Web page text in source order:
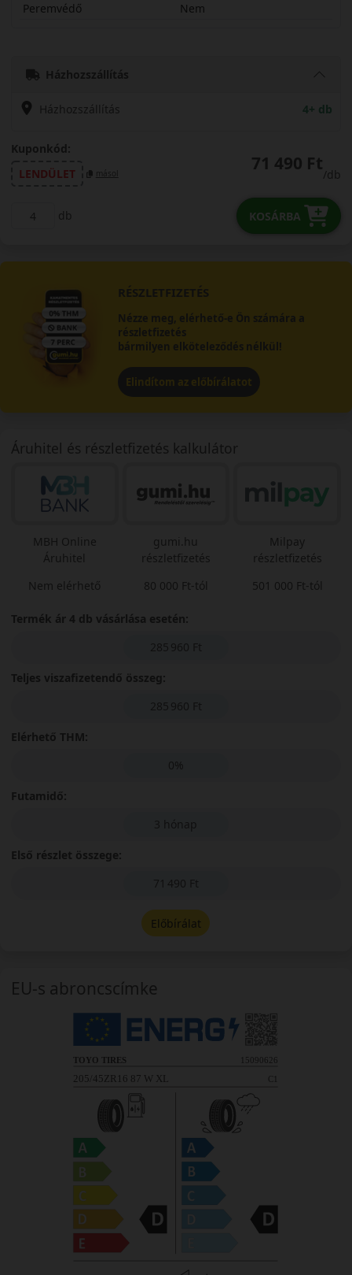
Peremvédő
Nem
Házhozszállítás
Házhozszállítás 4+ db
Kuponkód:
LENDÜLET
másol 71 490 Ft
/db
db KOSÁRBA
RÉSZLETFIZETÉS
Nézze meg, elérhető-e Ön számára a
részletfizetés
bármilyen elköteleződés nélkül!
Elindítom az előbírálatot
Áruhitel és részletfizetés kalkulátor
MBH Online
Áruhitel
Nem elérhető
gumi.hu
részletfizetés
80 000 Ft-tól
Milpay
részletfizetés
501 000 Ft-tól
Termék ár 4 db vásárlása esetén:
285 960 Ft
Teljes viszafizetendő összeg:
285 960 Ft
Elérhető THM:
0%
Futamidő:
3 hónap
Első részlet összege:
71 490 Ft
Előbírálat
EU-s abroncscímke